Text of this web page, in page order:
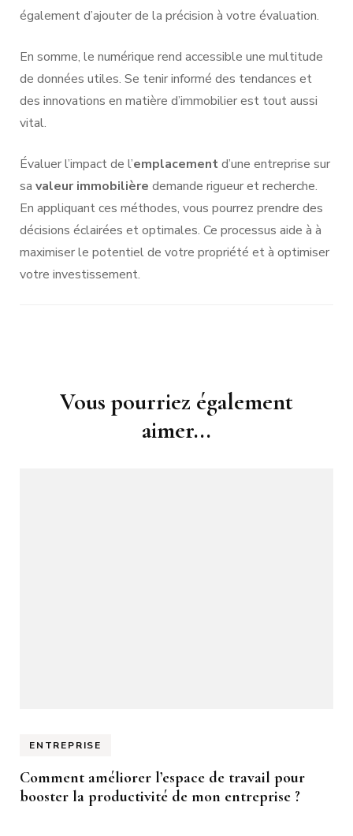
également d’ajouter de la précision à votre évaluation.
En somme, le numérique rend accessible une multitude
de données utiles. Se tenir informé des tendances et
des innovations en matière d’immobilier est tout aussi
vital.
Évaluer l’impact de l’emplacementd’une entreprise sur
sa valeur immobilière demande rigueur et recherche.
En appliquant ces méthodes, vous pourrez prendre des
décisions éclairées et optimales. Ce processus aide à à
maximiser le potentiel de votre propriété et à optimiser
votre investissement.
Navigation
Vous pourriez également
aimer...
ENTREPRISE
Comment améliorer l’espace de travail pour
booster la productivité de mon entreprise ?